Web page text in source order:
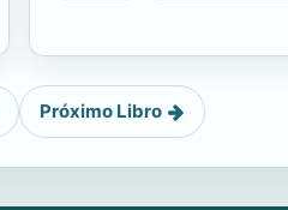
Próximo Libro